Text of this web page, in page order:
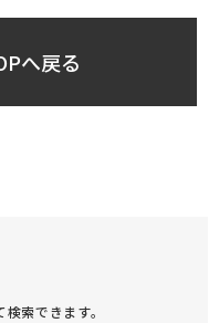
へ戻る
索できます。